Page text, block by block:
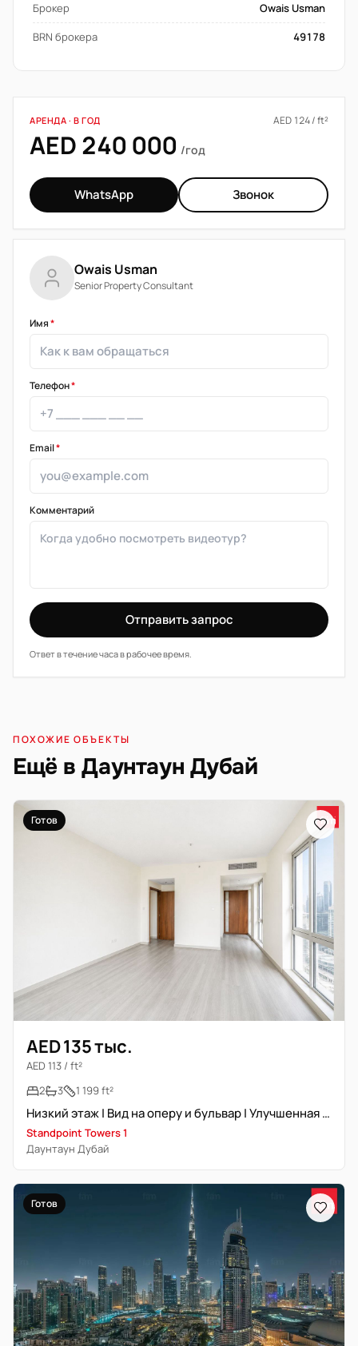
Брокер
Owais Usman
BRN брокера
49178
АРЕНДА · В ГОД AED 124 / ft²
AED 240 000 /год
WhatsApp Звонок
Owais Usman
Senior Property Consultant
Имя*
Телефон*
Email*
Комментарий
Отправить запрос
Ответ в течение часа в рабочее время.
ПОХОЖИЕ ОБЪЕКТЫ
Ещё в Даунтаун Дубай
Готов
AED 135 тыс.
AED 113 / ft²
2
3 1 199 ft²
Низкий этаж | Вид на оперу и бульвар | Улучшенная отделка
Standpoint Towers 1
Даунтаун Дубай
Готов